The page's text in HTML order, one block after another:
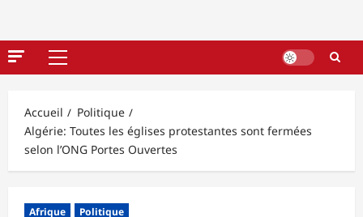
Menu
Accueil
Politique
Algérie: Toutes les églises protestantes sont fermées
selon l’ONG Portes Ouvertes
Afrique Politique